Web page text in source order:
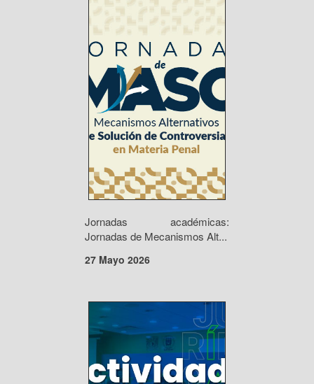
Jornadas académicas:
Jornadas de Mecanismos Alt...
27 Mayo 2026